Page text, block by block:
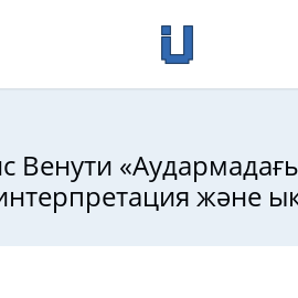
Венути
және
ІІІ том